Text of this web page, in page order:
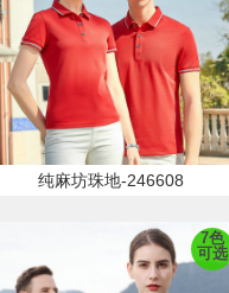
纯麻坊珠地-246608
7色
可选